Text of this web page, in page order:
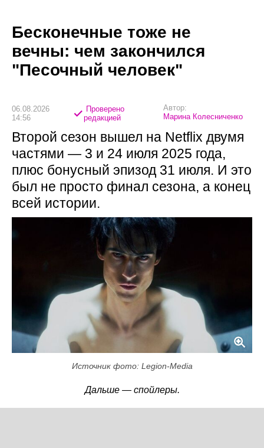
Бесконечные тоже не
вечны: чем закончился
"Песочный человек"
06.08.2026
14:56
Проверено
редакцией
Автор:
Марина Колесниченко
Второй сезон вышел на Netflix двумя
частями — 3 и 24 июля 2025 года,
плюс бонусный эпизод 31 июля. И это
был не просто финал сезона, а конец
всей истории.
Источник фото: Legion-Media
Дальше — спойлеры.